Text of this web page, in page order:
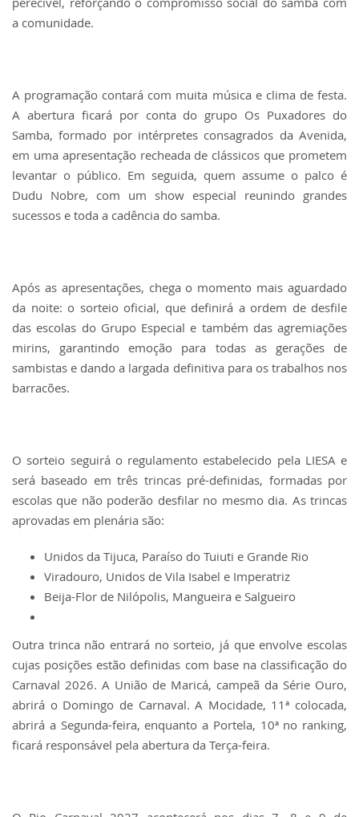
a comunidade.
A programação contará com muita música e clima de festa.
A abertura ficará por conta do grupo Os Puxadores do
Samba, formado por intérpretes consagrados da Avenida,
em uma apresentação recheada de clássicos que prometem
levantar o público. Em seguida, quem assume o palco é
Dudu Nobre, com um show especial reunindo grandes
sucessos e toda a cadência do samba.
Após as apresentações, chega o momento mais aguardado
da noite: o sorteio oficial, que definirá a ordem de desfile
das escolas do Grupo Especial e também das agremiações
mirins, garantindo emoção para todas as gerações de
sambistas e dando a largada definitiva para os trabalhos nos
barracões.
O sorteio seguirá o regulamento estabelecido pela LIESA e
será baseado em três trincas pré-definidas, formadas por
escolas que não poderão desfilar no mesmo dia. As trincas
aprovadas em plenária são:
Unidos da Tijuca, Paraíso do Tuiuti e Grande Rio
Viradouro, Unidos de Vila Isabel e Imperatriz
Beija-Flor de Nilópolis, Mangueira e Salgueiro
Outra trinca não entrará no sorteio, já que envolve escolas
cujas posições estão definidas com base na classificação do
Carnaval 2026. A União de Maricá, campeã da Série Ouro,
abrirá o Domingo de Carnaval. A Mocidade, 11ª colocada,
abrirá a Segunda-feira, enquanto a Portela, 10ª no ranking,
ficará responsável pela abertura da Terça-feira.